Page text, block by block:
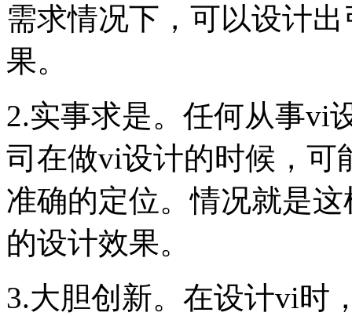
需求情况下，可以设计
果。
2.实事求是。任何从事vi
司在做vi设计的时候，可
准确的定位。情况就是
的设计效果。
3.大胆创新。在设计vi时